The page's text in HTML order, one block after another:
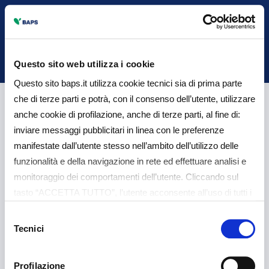
Questo sito web utilizza i cookie
Questo sito baps.it utilizza cookie tecnici sia di prima parte
che di terze parti e potrà, con il consenso dell’utente, utilizzare
anche cookie di profilazione, anche di terze parti, al fine di:
inviare messaggi pubblicitari in linea con le preferenze
manifestate dall’utente stesso nell’ambito dell’utilizzo delle
funzionalità e della navigazione in rete ed effettuare analisi e
monitoraggio dei comportamenti dell’utente. Cliccando sul
tasto “ACCETTA TUTTO”, l’utente acconsente all’uso di tutti i
analitici. Il consenso è facoltativo e può essere revocato in
qualsiasi momento. Se l’utente desidera gestire le proprie
preferenze può cliccare sul tasto “Dettagli” (accessibile in
delTecnici
Profilazione
Back
Conoscere l’ICC
Conoscere l'ICC -